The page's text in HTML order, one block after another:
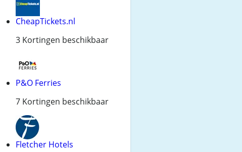
CheapTickets.nl
3 Kortingen beschikbaar
P&O Ferries
7 Kortingen beschikbaar
Fletcher Hotels